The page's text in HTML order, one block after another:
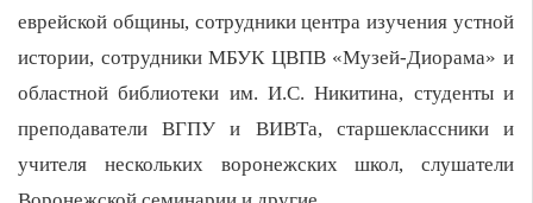
еврейской общины, сотрудники центра изучения устной
истории, сотрудники МБУК ЦВПВ «Музей-Диорама» и
областной библиотеки им. И.С. Никитина, студенты и
преподаватели ВГПУ и ВИВТа, старшекласcники и
учителя нескольких воронежских школ, слушатели